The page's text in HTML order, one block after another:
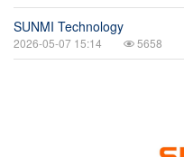
SUNMI Technology
2026-05-07 15:14 5658